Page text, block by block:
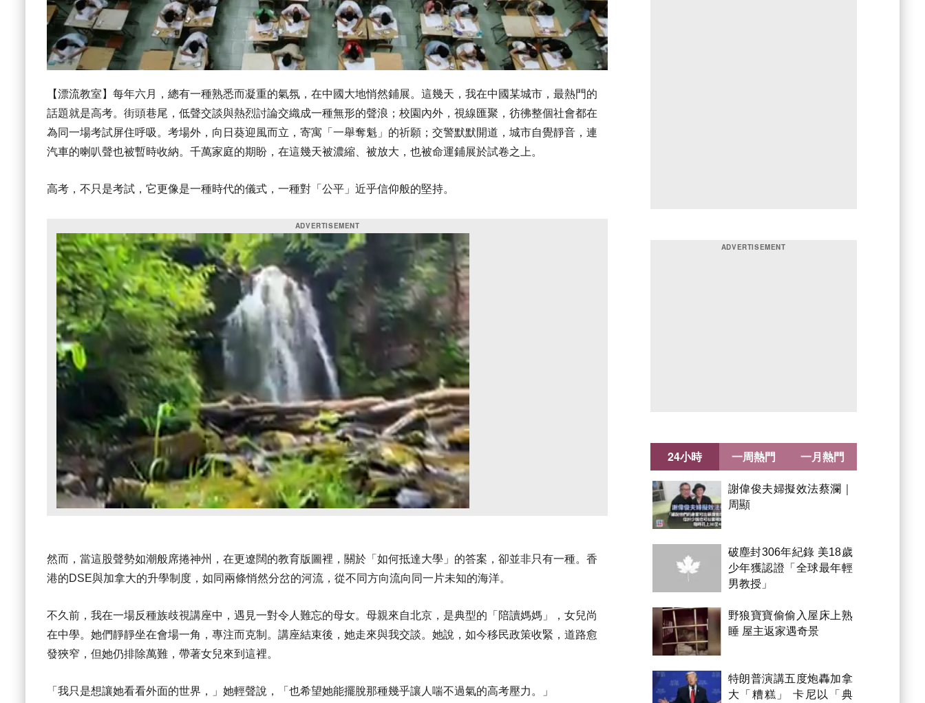
【漂流教室】每年六月，總有一種熟悉而凝重的氣氛，在中國大地悄然鋪展。這幾天，我在中國某城市，最熱門的
話題就是高考。街頭巷尾，低聲交談與熱烈討論交織成一種無形的聲浪；校園內外，視線匯聚，彷彿整個社會都在
為同一場考試屏住呼吸。考場外，向日葵迎風而立，寄寓「一舉奪魁」的祈願；交警默默開道，城市自覺靜音，連
汽車的喇叭聲也被暫時收納。千萬家庭的期盼，在這幾天被濃縮、被放大，也被命運鋪展於試卷之上。
高考，不只是考試，它更像是一種時代的儀式，一種對「公平」近乎信仰般的堅持。
然而，當這股聲勢如潮般席捲神州，在更遼闊的教育版圖裡，關於「如何抵達大學」的答案，卻並非只有一種。香
港的DSE與加拿大的升學制度，如同兩條悄然分岔的河流，從不同方向流向同一片未知的海洋。
不久前，我在一場反種族歧視講座中，遇見一對令人難忘的母女。母親來自北京，是典型的「陪讀媽媽」，女兒尚
在中學。她們靜靜坐在會場一角，專注而克制。講座結束後，她走來與我交談。她說，如今移民政策收緊，道路愈
發狹窄，但她仍排除萬難，帶著女兒來到這裡。
「我只是想讓她看看外面的世界，」她輕聲說，「也希望她能擺脫那種幾乎讓人喘不過氣的高考壓力。」
24小時
謝偉俊夫婦擬效法蔡瀾｜
周顯
破塵封306年紀錄 美18歲
少年獲認證「全球最年輕
男教授」
野狼寶寶偷偷入屋床上熟
睡 屋主返家遇奇景
特朗普演講五度炮轟加拿
大「糟糕」 卡尼以「典
一周熱門 一月熱門